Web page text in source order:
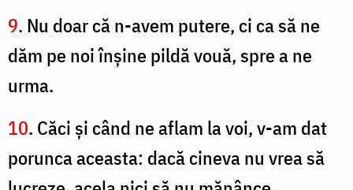
9. Nu doar că n-avem putere, ci ca să ne
dăm pe noi înşine pildă vouă, spre a ne
urma.
10. Căci şi când ne aflam la voi, v-am dat
porunca aceasta: dacă cineva nu vrea să